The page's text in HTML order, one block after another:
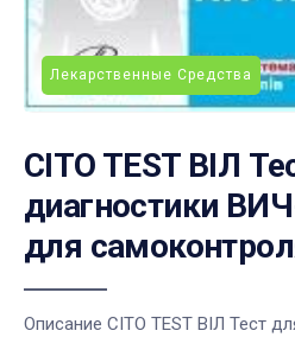
Лекарственные Средства
CITO TEST ВІЛ
диагностики
для
Описание CITO TEST ВІЛ Тест